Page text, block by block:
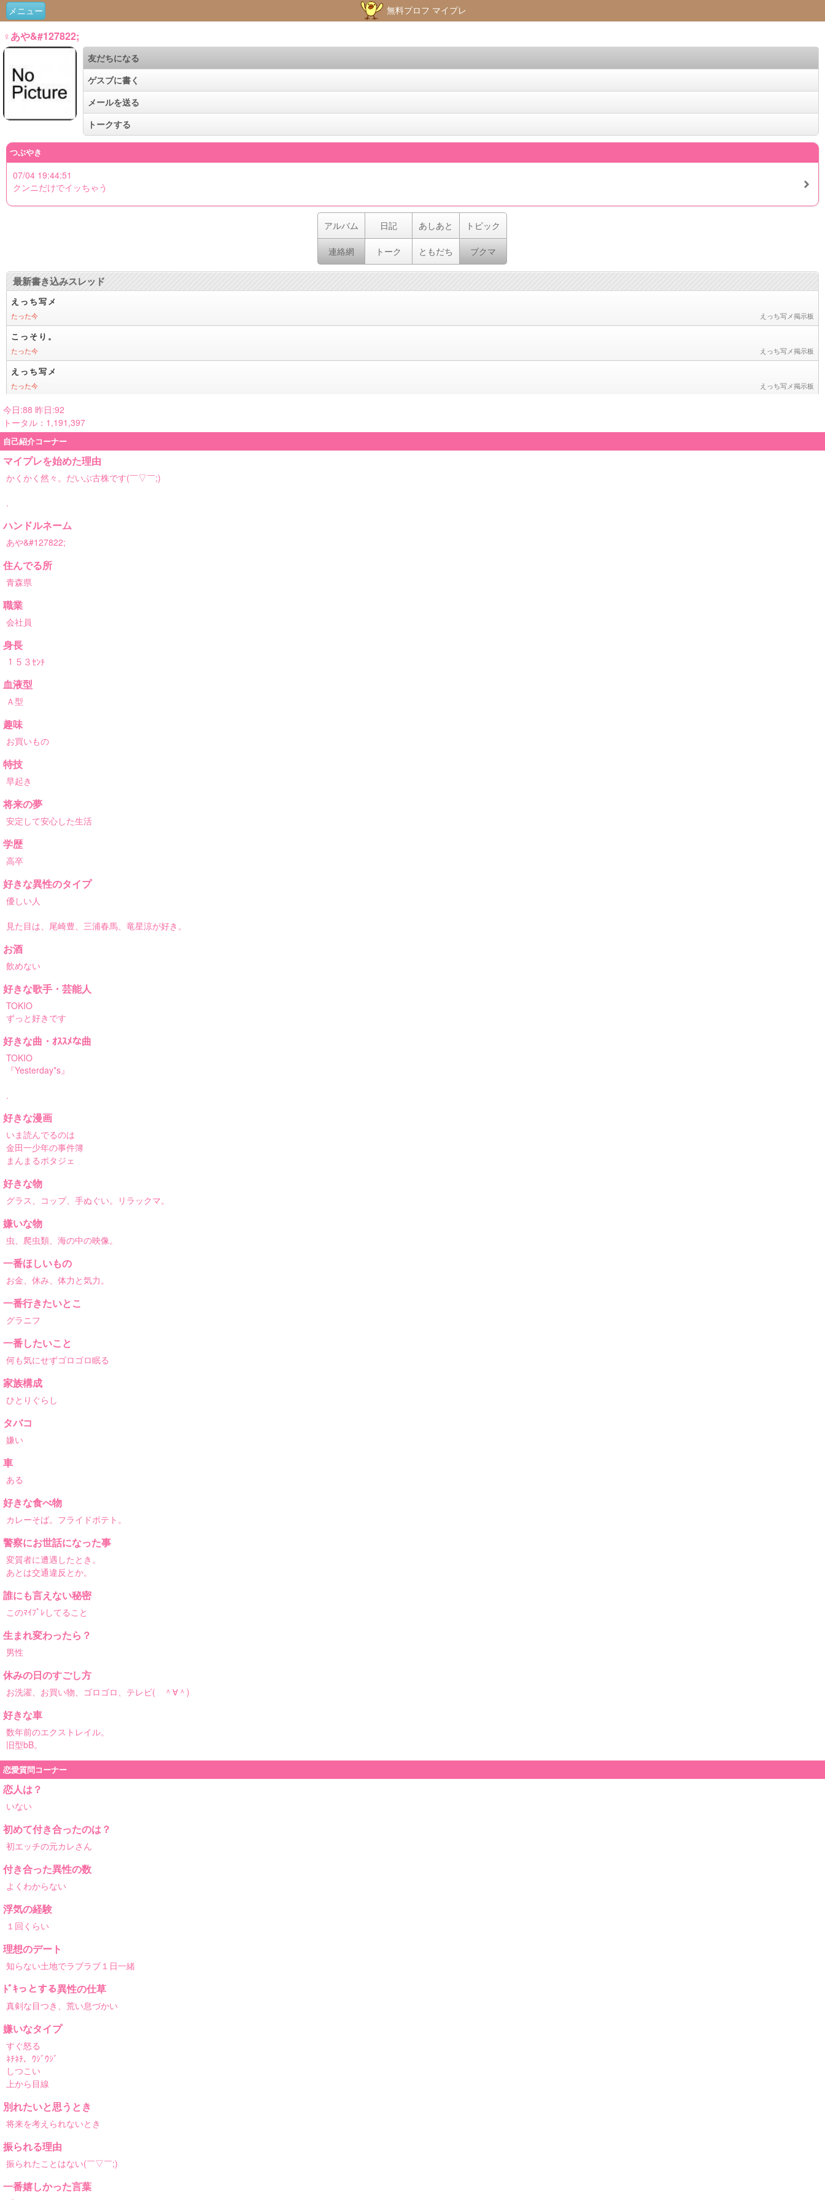
メニュー 無料プロフ マイプレ
♀あや&#127822;
友だちになる
ゲスブに書く
メールを送る
トークする
つぶやき
07/04 19:44:51
クンニだけでイッちゃう
アルバム 日記 あしあと トピック
連絡網 トーク ともだち ブクマ
今日:88 昨日:92
トータル：1,191,397
自己紹介コーナー
マイプレを始めた理由
かくかく然々。だいぶ古株です(￣▽￣;)
.
ハンドルネーム
あや&#127822;
住んでる所
青森県
職業
会社員
身長
１５３ｾﾝﾁ
血液型
Ａ型
趣味
お買いもの
特技
早起き
将来の夢
安定して安心した生活
学歴
高卒
好きな異性のタイプ
優しい人
見た目は、尾崎豊、三浦春馬、竜星涼が好き。
お酒
飲めない
好きな歌手・芸能人
TOKIO
ずっと好きです
好きな曲・ｵｽｽﾒな曲
TOKIO
『Yesterday*s』
.
好きな漫画
いま読んでるのは
金田一少年の事件簿
まんまるポタジェ
好きな物
グラス、コップ、手ぬぐい。リラックマ。
嫌いな物
虫、爬虫類、海の中の映像。
一番ほしいもの
お金、休み、体力と気力。
一番行きたいとこ
グラニフ
一番したいこと
何も気にせずゴロゴロ眠る
家族構成
ひとりぐらし
タバコ
嫌い
車
ある
好きな食べ物
カレーそば。フライドポテト。
警察にお世話になった事
変質者に遭遇したとき。
あとは交通違反とか。
誰にも言えない秘密
このﾏｲﾌﾟﾚしてること
生まれ変わったら？
男性
休みの日のすごし方
お洗濯、お買い物、ゴロゴロ、テレビ( ＾∀＾)
好きな車
数年前のエクストレイル。
旧型bB。
恋愛質問コーナー
恋人は？
いない
初めて付き合ったのは？
初エッチの元カレさん
付き合った異性の数
よくわからない
浮気の経験
１回くらい
理想のデート
知らない土地でラブラブ１日一緒
ﾄﾞｷっとする異性の仕草
真剣な目つき、荒い息づかい
嫌いなタイプ
すぐ怒る
ﾈﾁﾈﾁ、ｳｼﾞｳｼﾞ
しつこい
上から目線
別れたいと思うとき
将来を考えられないとき
振られる理由
振られたことはない(￣▽￣;)
一番嬉しかった言葉